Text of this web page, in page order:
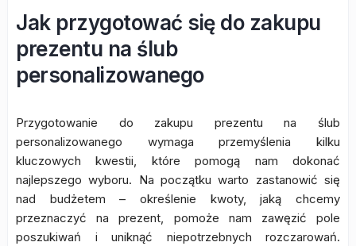
Jak przygotować się do zakupu
prezentu na ślub
personalizowanego
Przygotowanie do zakupu prezentu na ślub
personalizowanego wymaga przemyślenia kilku
kluczowych kwestii, które pomogą nam dokonać
najlepszego wyboru. Na początku warto zastanowić się
nad budżetem – określenie kwoty, jaką chcemy
przeznaczyć na prezent, pomoże nam zawęzić pole
poszukiwań i uniknąć niepotrzebnych rozczarowań.